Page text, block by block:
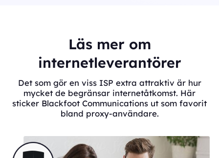
Läs mer om
internetleverantörer
Det som gör en viss ISP extra attraktiv är hur
mycket de begränsar internetåtkomst. Här
sticker Blackfoot Communications ut som favorit
bland proxy-användare.